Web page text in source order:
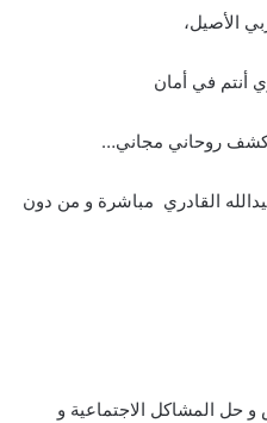
الأصيل،
أنتم في أمان
روحاني مجاني…
القادري مباشرة و من دون
حل المشاكل الاجتماعية و